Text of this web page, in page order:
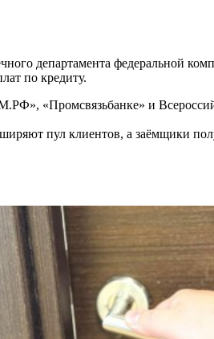
департамента федеральной
по кредиту.
«Промсвязьбанке» и
пул клиентов, а заёмщики